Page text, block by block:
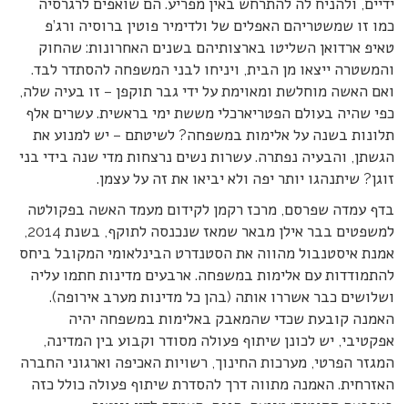
ידיים, ולהניח לה להתרחש באין מפריע. הם שואפים לרגרסיה
כמו זו שמשטריהם האפלים של ולדימיר פוטין ברוסיה ורג’פ
טאיפ ארדואן השליטו בארצותיהם בשנים האחרונות: שהחוק
והמשטרה ייצאו מן הבית, ויניחו לבני המשפחה להסתדר לבד.
ואם האשה מוחלשת ומאוימת על ידי גבר תוקפן – זו בעיה שלה,
כפי שהיה בעולם הפטריארכלי מששת ימי בראשית. עשרים אלף
תלונות בשנה על אלימות במשפחה? לשיטתם – יש למנוע את
הגשתן, והבעיה נפתרה. עשרות נשים נרצחות מדי שנה בידי בני
זוגן? שיתנהגו יותר יפה ולא יביאו את זה על עצמן.
בדף עמדה שפרסם, מרכז רקמן לקידום מעמד האשה בפקולטה
למשפטים בבר אילן מבאר שמאז שנכנסה לתוקף, בשנת 2014,
אמנת איסטנבול מהווה את הסטנדרט הבינלאומי המקובל ביחס
להתמודדות עם אלימות במשפחה. ארבעים מדינות חתמו עליה
ושלושים כבר אשררו אותה (בהן כל מדינות מערב אירופה).
האמנה קובעת שכדי שהמאבק באלימות במשפחה יהיה
אפקטיבי, יש לכונן שיתוף פעולה מסודר וקבוע בין המדינה,
המגזר הפרטי, מערכות החינוך, רשויות האכיפה וארגוני החברה
האזרחית. האמנה מתווה דרך להסדרת שיתוף פעולה כולל כזה